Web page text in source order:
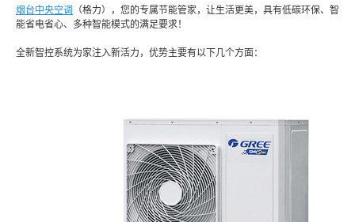
烟台中央空调
（格力），您的专属节能管家，让生活更美，具有低碳环保、智
能省电省心、多种智能模式的满足要求！
全新智控系统为家注入新活力，优势主要有以下几个方面：